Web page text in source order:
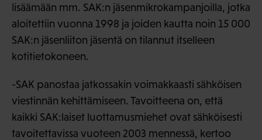
lisäämään mm. SAK:n jäsenmikrokampanjoilla, jotka
aloitettiin vuonna 1998 ja joiden kautta noin 15 000
SAK:n jäsenliiton jäsentä on tilannut itselleen
kotitietokoneen.
-SAK panostaa jatkossakin voimakkaasti sähköisen
viestinnän kehittämiseen. Tavoitteena on, että
kaikki SAK:laiset luottamusmiehet ovat sähköisesti
tavoitettavissa vuoteen 2003 mennessä, kertoo